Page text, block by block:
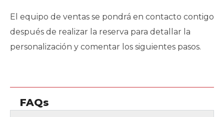
El equipo de ventas se pondrá en contacto contigo
después de realizar la reserva para detallar la
personalización y comentar los siguientes pasos.
FAQs